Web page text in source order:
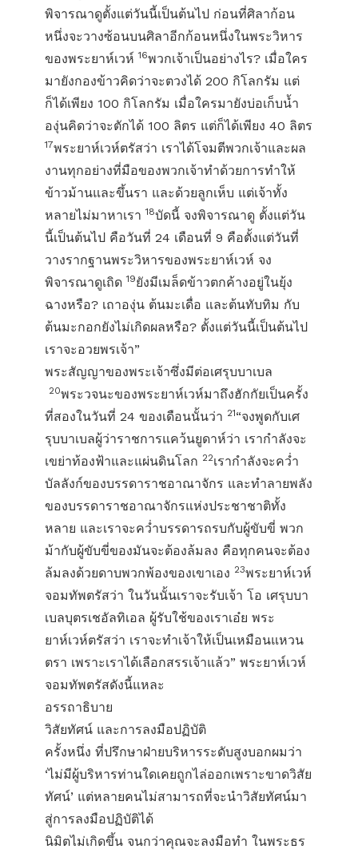
พิจารณาดูตั้งแต่วันนี้เป็นต้นไป ก่อนที่ศิลาก้อน
หนึ่งจะวางซ้อนบนศิลาอีกก้อนหนึ่งในพระวิหาร
ของพระยาห์เวห์16พวกเจ้าเป็นอย่างไร? เมื่อใคร
มายังกองข้าวคิดว่าจะตวงได้ 200 กิโลกรัม แต่
ก็ได้เพียง 100 กิโลกรัม เมื่อใครมายังบ่อเก็บน้ำ
องุ่นคิดว่าจะตักได้ 100 ลิตร แต่ก็ได้เพียง 40 ลิตร
17พระยาห์เวห์ตรัสว่า เราได้โจมตีพวกเจ้าและผล
งานทุกอย่างที่มือของพวกเจ้าทำด้วยการทำให้
ข้าวม้านและขึ้นรา และด้วยลูกเห็บ แต่เจ้าทั้ง
หลายไม่มาหาเรา18บัดนี้ จงพิจารณาดู ตั้งแต่วัน
นี้เป็นต้นไป คือวันที่ 24 เดือนที่ 9 คือตั้งแต่วันที่
วางรากฐานพระวิหารของพระยาห์เวห์ จง
พิจารณาดูเถิด19ยังมีเมล็ดข้าวตกค้างอยู่ในยุ้ง
ฉางหรือ? เถาองุ่น ต้นมะเดื่อ และต้นทับทิม กับ
ต้นมะกอกยังไม่เกิดผลหรือ? ตั้งแต่วันนี้เป็นต้นไป
เราจะอวยพรเจ้า”
พระสัญญาของพระเจ้าซึ่งมีต่อเศรุบบาเบล
20พระวจนะของพระยาห์เวห์มาถึงฮักกัยเป็นครั้ง
ที่สองในวันที่ 24 ของเดือนนั้นว่า 21“จงพูดกับเศ
รุบบาเบลผู้ว่าราชการแคว้นยูดาห์ว่า เรากำลังจะ
เขย่าท้องฟ้าและแผ่นดินโลก 22เรากำลังจะคว่ำ
บัลลังก์ของบรรดาราชอาณาจักร และทำลายพลัง
ของบรรดาราชอาณาจักรแห่งประชาชาติทั้ง
หลาย และเราจะคว่ำบรรดารถรบกับผู้ขับขี่ พวก
ม้ากับผู้ขับขี่ของมันจะต้องล้มลง คือทุกคนจะต้อง
ล้มลงด้วยดาบพวกพ้องของเขาเอง 23พระยาห์เวห์
จอมทัพตรัสว่า ในวันนั้นเราจะรับเจ้า โอ เศรุบบา
เบลบุตรเชอัลทิเอล ผู้รับใช้ของเราเอ๋ย พระ
ยาห์เวห์ตรัสว่า เราจะทำเจ้าให้เป็นเหมือนแหวน
ตรา เพราะเราได้เลือกสรรเจ้าแล้ว” พระยาห์เวห์
จอมทัพตรัสดังนี้แหละ
อรรถาธิบาย
วิสัยทัศน์ และการลงมือปฏิบัติ
ครั้งหนึ่ง ที่ปรึกษาฝ่ายบริหารระดับสูงบอกผมว่า
‘ไม่มีผู้บริหารท่านใดเคยถูกไล่ออกเพราะขาดวิสัย
ทัศน์’ แต่หลายคนไม่สามารถที่จะนำวิสัยทัศน์มา
สู่การลงมือปฏิบัติได้
นิมิตไม่เกิดขึ้น จนกว่าคุณจะลงมือทำ ในพระธร